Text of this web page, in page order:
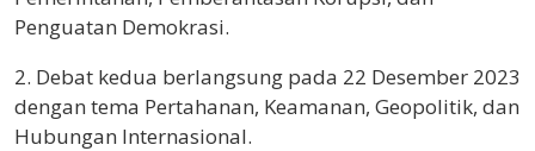
Penguatan Demokrasi.
2. Debat kedua berlangsung pada 22 Desember 2023
dengan tema Pertahanan, Keamanan, Geopolitik, dan
Hubungan Internasional.